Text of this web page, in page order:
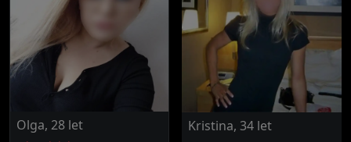
Olga, 28 let Kristina, 34 let